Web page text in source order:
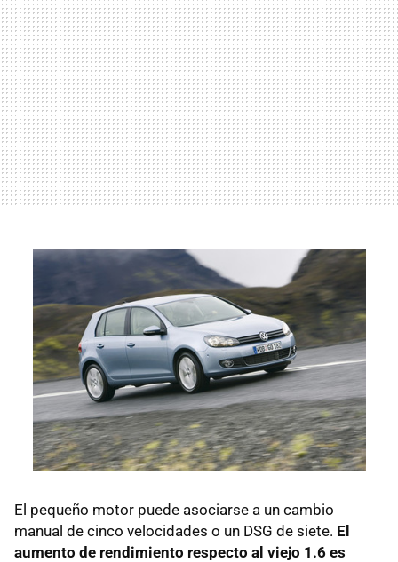
El pequeño motor puede asociarse a un cambio
manual de cinco velocidades o un DSG de siete. El
aumento de rendimiento respecto al viejo 1.6 es